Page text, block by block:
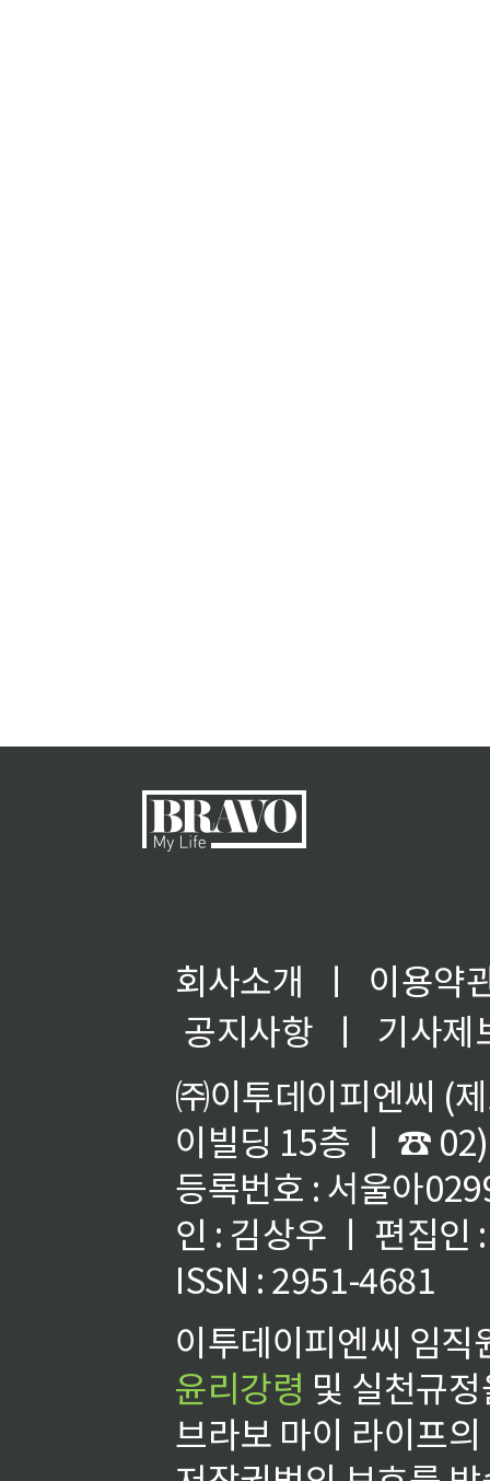
회사소개 ㅣ
이용약
공지사항
ㅣ
기사제
㈜이투데이피엔씨 (
이빌딩 15층 ㅣ ☎
등록번호 : 서울아
인 : 김상우 ㅣ 편집인
ISSN : 2951-4681
이투데이피엔씨 임
윤리강령 및 실천규
브라보 마이 라이프